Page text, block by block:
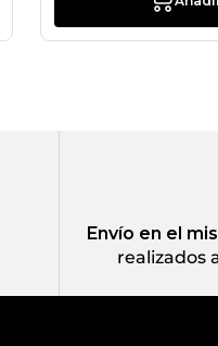
Envío en el
realizados